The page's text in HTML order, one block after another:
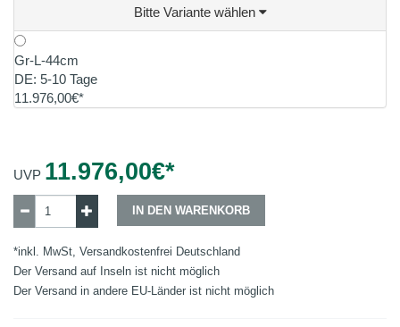
Bitte Variante wählen
Gr-L-44cm
DE: 5-10 Tage
11.976,00€*
UVP 11.976,00€*
IN DEN WARENKORB
*inkl. MwSt, Versandkostenfrei Deutschland
Der Versand auf Inseln ist nicht möglich
Der Versand in andere EU-Länder ist nicht möglich